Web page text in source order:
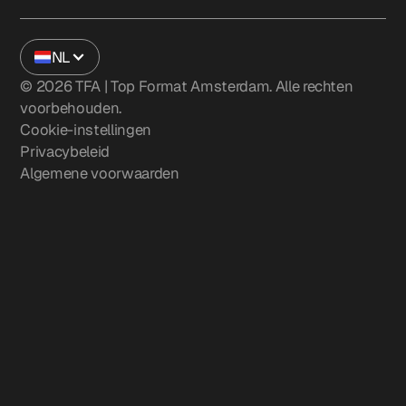
NL
© 2026TFA | Top Format Amsterdam. Alle rechten
voorbehouden.
Cookie-instellingen
Privacybeleid
Algemene voorwaarden